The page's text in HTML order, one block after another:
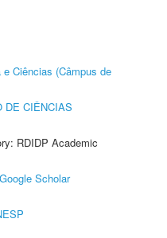
Ciências (Câmpus de
DE CIÊNCIAS
RDIDP Academic
Google Scholar